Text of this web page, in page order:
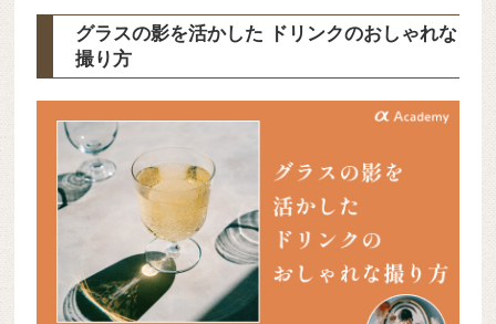
グラスの影を活かした ドリンクのおしゃれな
撮り方